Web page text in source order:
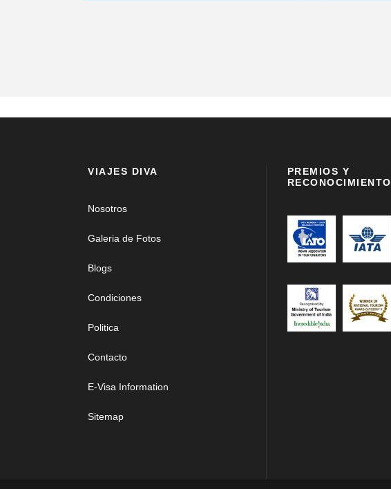
VIAJES DIVA
Nosotros
Galeria de Fotos
Blogs
Condiciones
Politica
Contacto
E-Visa Information
Sitemap
PREMIOS Y
RECONOCIMIENTO